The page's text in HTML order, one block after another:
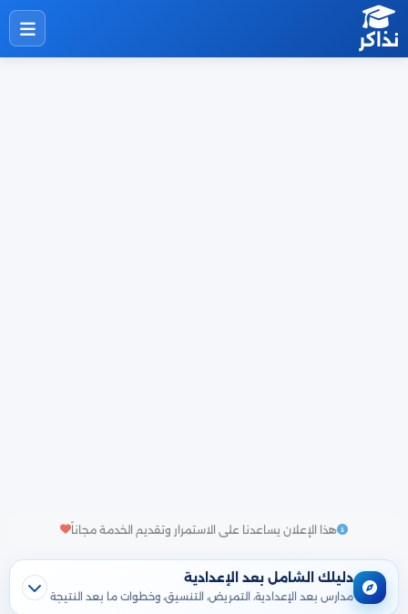
نذاكر
هذا الإعلان يساعدنا على الاستمرار وتقديم الخدمة مجاناً
دليلك الشامل بعد الإعدادية
مدارس بعد الإعدادية، التمريض، التنسيق، وخطوات ما بعد النتيجة